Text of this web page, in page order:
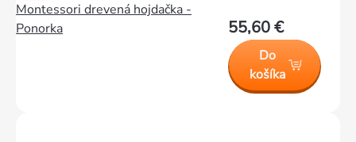
Montessori drevená hojdačka -
Ponorka
55,60 €
Do
košíka